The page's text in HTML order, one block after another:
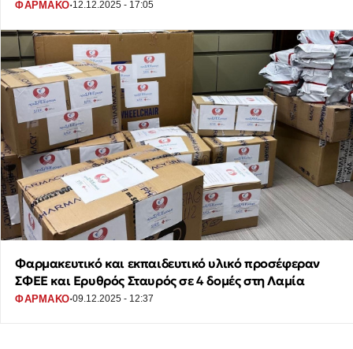
ΦΑΡΜΑΚΟ·12.12.2025 - 17:05
Φαρμακευτικό και εκπαιδευτικό υλικό προσέφεραν
ΣΦΕΕ και Ερυθρός Σταυρός σε 4 δομές στη Λαμία
ΦΑΡΜΑΚΟ·09.12.2025 - 12:37